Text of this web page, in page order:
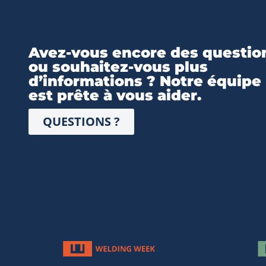
Avez-vous encore des
ou souhaitez-vous plus
d’informations ? Notre équipe
est prête à vous aider.
QUESTIONS ?